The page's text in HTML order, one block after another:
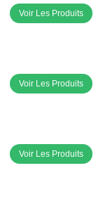
Voir Les Produits
Voir Les Produits
Voir Les Produits